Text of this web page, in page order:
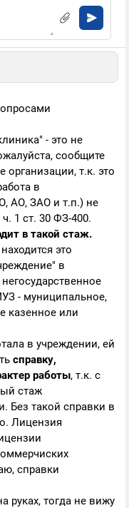
- это не
сообщите
т.к. это
в
АО, ЗАО и т.п.) не
1 ст. 30 ФЗ-400.
в такой стаж.
это
в
- муниципальное,
казенное или
в учреждении, ей
справку,
работы, т.к. с
стаж
Без такой справки в
Лицензия
справки
руках, тогда не вижу